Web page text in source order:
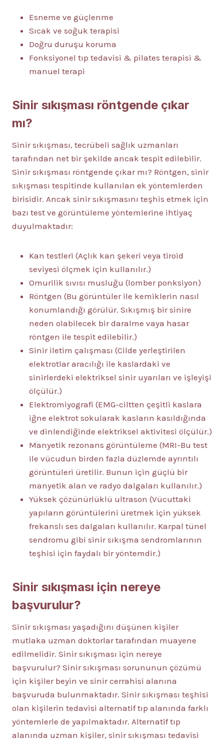
Esneme ve güçlenme
Sıcak ve soğuk terapisi
Doğru duruşu koruma
Fonksiyonel tıp tedavisi & pilates terapisi &
manuel terapi
Sinir sıkışması röntgende çıkar
mı?
Sinir sıkışması, tecrübeli sağlık uzmanları
tarafından net bir şekilde ancak tespit edilebilir.
Sinir sıkışması röntgende çıkar mı? Röntgen, sinir
sıkışması tespitinde kullanılan ek yöntemlerden
birisidir. Ancak sinir sıkışmasını teşhis etmek için
bazı test ve görüntüleme yöntemlerine ihtiyaç
duyulmaktadır:
Kan testleri (Açlık kan şekeri veya tiroid
seviyesi ölçmek için kullanılır.)
Omurilik sıvısı musluğu (lomber ponksiyon)
Röntgen (Bu görüntüler ile kemiklerin nasıl
konumlandığı görülür. Sıkışmış bir sinire
neden olabilecek bir daralme vaya hasar
röntgen ile tespit edilebilir.)
Sinir iletim çalışması (Cilde yerleştirilen
elektrotlar aracılığı ile kaslardaki ve
sinirlerdeki elektriksel sinir uyarıları ve işleyişi
ölçülür.)
Elektromiyografi (EMG-ciltten çeşitli kaslara
iğne elektrot sokularak kasların kasıldığında
ve dinlendiğinde elektriksel aktivitesi ölçülür.)
Manyetik rezonans görüntüleme (MRI-Bu test
ile vücudun birden fazla düzlemde ayrıntılı
görüntüleri üretilir. Bunun için güçlü bir
manyetik alan ve radyo dalgaları kullanılır.)
Yüksek çözünürlüklü ultrason (Vücuttaki
yapıların görüntülerini üretmek için yüksek
frekanslı ses dalgaları kullanılır. Karpal tünel
sendromu gibi sinir sıkışma sendromlarının
teşhisi için faydalı bir yöntemdir.)
Sinir sıkışması için nereye
başvurulur?
Sinir sıkışması yaşadığını düşünen kişiler
mutlaka uzman doktorlar tarafından muayene
edilmelidir. Sinir sıkışması için nereye
başvurulur? Sinir sıkışması sorununun çözümü
için kişiler beyin ve sinir cerrahisi alanına
başvuruda bulunmaktadır. Sinir sıkışması teşhisi
olan kişilerin tedavisi alternatif tıp alanında farklı
yöntemlerle de yapılmaktadır. Alternatif tıp
alanında uzman kişiler, sinir sıkışması tedavisi